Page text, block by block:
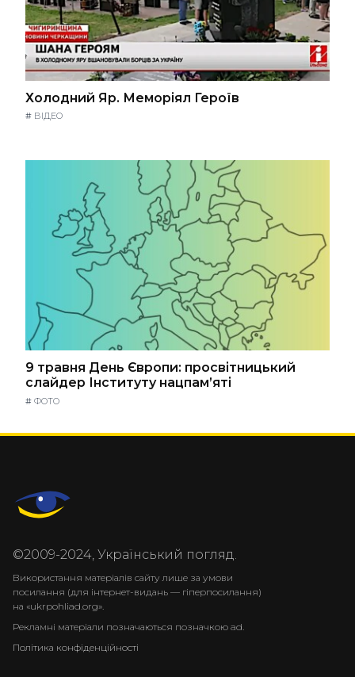
Холодний Яр. Меморіял Героїв
# ВІДЕО
9 травня День Європи: просвітницький
слайдер Інституту нацпам’яті
# ФОТО
©2009-2024, Український погляд.
Використання матеріалів сайту лише за умови
посилання (для інтернет-видань — гіперпосилання)
на «ukrpohliad.org».
Рекламні матеріали позначаються позначкою ad.
Політика конфіденційності